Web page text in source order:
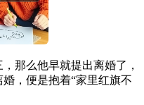
那么他早就提出离婚了，
，便是抱着“家里红旗不